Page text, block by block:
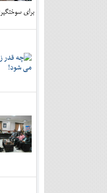
برای سوخت‎گیری به یکی از جایگاه‎های ساری مراجعه کرده بود، اما ماجرا چیست؟